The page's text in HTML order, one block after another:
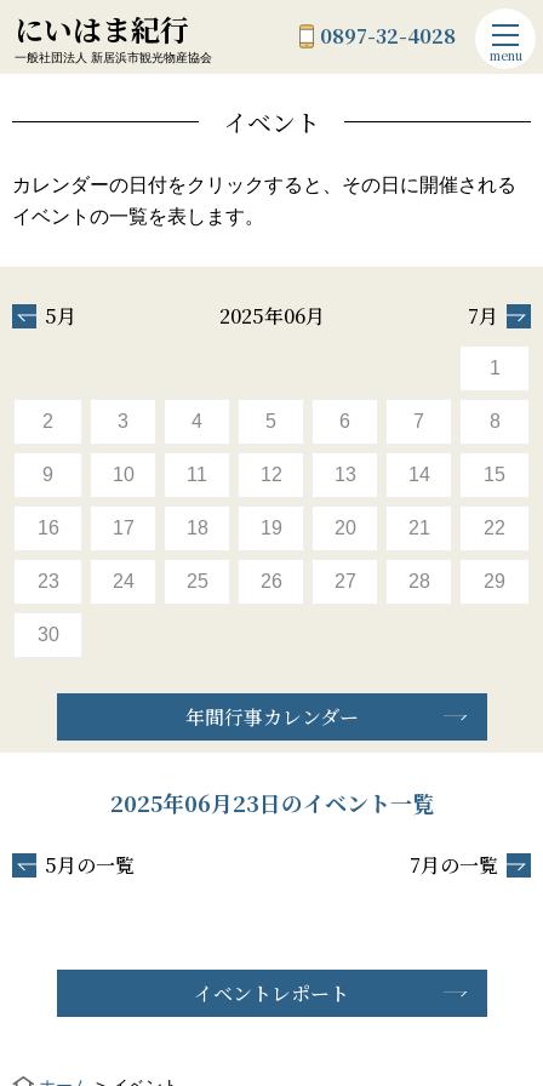
にいはま紀行
一般社団法人 新居浜市観光物産協会
0897-32-4028
menu
イベント
カレンダーの日付をクリックすると、その日に開催される
イベントの一覧を表します。
5月 2025年06月 7月
1
2 3 4 5 6 7 8
9 10 11 12 13 14 15
16 17 18 19 20 21 22
23 24 25 26 27 28 29
30
年間行事カレンダー
2025年06月23日のイベント一覧
5月の一覧 7月の一覧
イベントレポート